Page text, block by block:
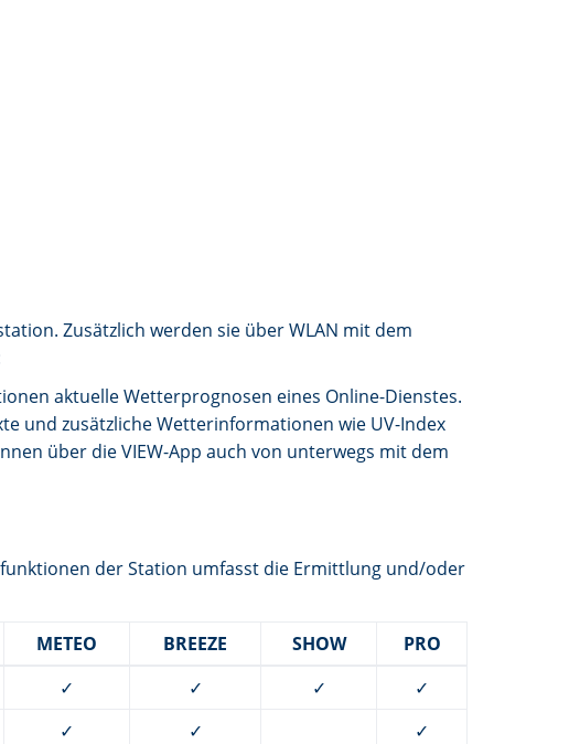
Zusätzlich werden sie über WLAN mit dem
aktuelle Wetterprognosen eines Online-Dienstes.
und zusätzliche Wetterinformationen wie UV-Index
über die VIEW-App auch von unterwegs mit dem
der Station umfasst die Ermittlung und/oder
METEO BREEZE SHOW
PRO
✓ ✓ ✓
✓
✓ ✓
✓